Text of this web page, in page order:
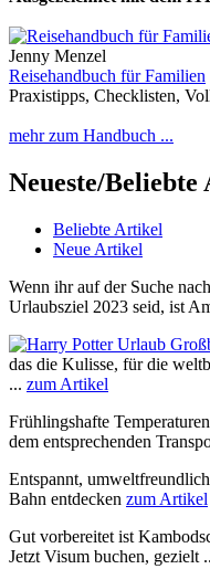
Jenny Menzel
Reisehandbuch für Familien
Praxistipps, Checklisten,
mehr zum Handbuch ...
Neueste/Beliebte
Beliebte Artikel
Neue Artikel
Wenn ihr auf der Suche
Urlaubsziel 2023 seid, ist
das die Kulisse, für die
... zum Artikel
Frühlingshafte
dem entsprechenden
Entspannt,
Bahn entdecken zum Artikel
Gut vorbereitet ist
Jetzt Visum buchen, gezielt